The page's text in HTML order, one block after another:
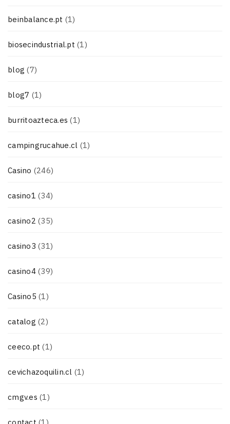
beinbalance.pt (1)
biosecindustrial.pt (1)
blog (7)
blog7 (1)
burritoazteca.es (1)
campingrucahue.cl (1)
Casino (246)
casino1 (34)
casino2 (35)
casino3 (31)
casino4(39)
Casino5 (1)
catalog (2)
ceeco.pt (1)
cevichazoquilin.cl (1)
cmgv.es (1)